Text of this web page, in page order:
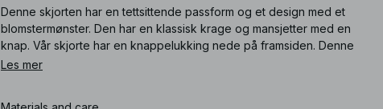
Denne skjorten har en tettsittende passform og et design med et
blomstermønster. Den har en klassisk krage og mansjetter med en
knap. Vår skjorte har en knappelukking nede på framsiden. Denne
skjorten finnes i lys beige.
Les mer